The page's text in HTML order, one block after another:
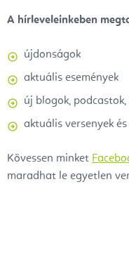
A hírleveleinkeben
újdonságok
aktuális események
új blogok,
aktuális versenyek
Kövessen minket
maradhat le egyetlen